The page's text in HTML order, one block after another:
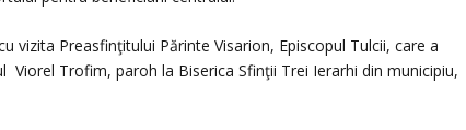
vizita Preasfinţitului Părinte Visarion, Episcopul Tulcii, care a
Trofim, paroh la Biserica Sfinţii Trei Ierarhi din municipiu,